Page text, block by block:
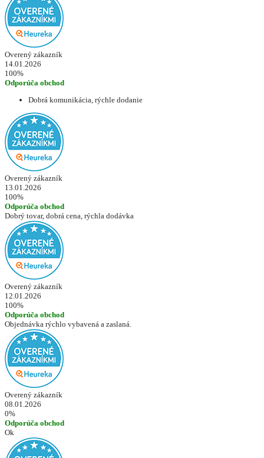
Overený zákazník
14.01.2026
100%
Odporúča obchod
Dobrá komunikácia, rýchle dodanie
Overený zákazník
13.01.2026
100%
Odporúča obchod
Dobrý tovar, dobrá cena, rýchla dodávka
Overený zákazník
12.01.2026
100%
Odporúča obchod
Objednávka rýchlo vybavená a zaslaná.
Overený zákazník
08.01.2026
0%
Odporúča obchod
Ok